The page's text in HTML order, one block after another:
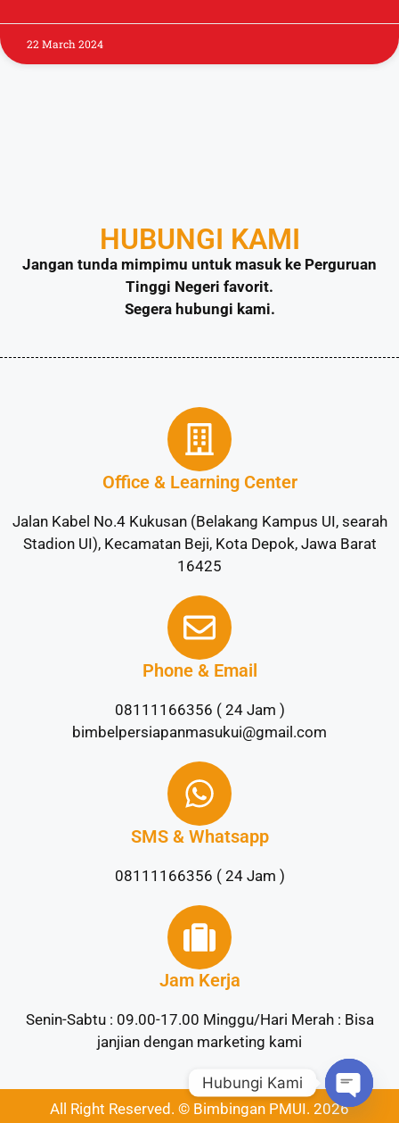
22 March 2024
HUBUNGI KAMI
Jangan tunda mimpimu untuk masuk ke Perguruan
Tinggi Negeri favorit.
Segera hubungi kami.
Office & Learning Center
Jalan Kabel No.4 Kukusan (Belakang Kampus UI, searah
Stadion UI), Kecamatan Beji, Kota Depok, Jawa Barat
16425
Phone & Email
08111166356 ( 24 Jam )
bimbelpersiapanmasukui@gmail.com
SMS & Whatsapp
08111166356 ( 24 Jam )
Jam Kerja
Senin-Sabtu : 09.00-17.00 Minggu/Hari Merah : Bisa
janjian dengan marketing kami
All Right Reserved. © Bimbingan PMUI. 2026
Hubungi Kami